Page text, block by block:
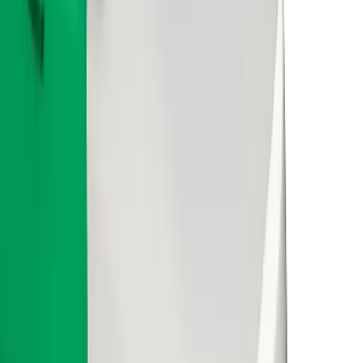
les villes
charge Bolt